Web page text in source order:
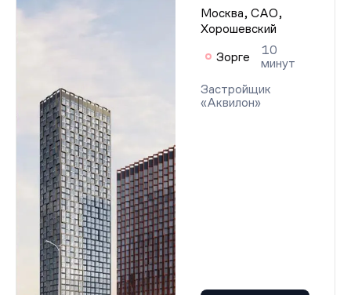
Москва, САО,
Хорошевский
Зорге
10
минут
Застройщик
«Аквилон»